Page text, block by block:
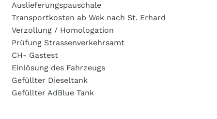
Auslieferungspauschale
Transportkosten ab Wek nach St. Erhard
Verzollung / Homologation
Prüfung Strassenverkehrsamt
CH- Gastest
Einlösung des Fahrzeugs
Gefüllter Dieseltank
Gefüllter AdBlue Tank